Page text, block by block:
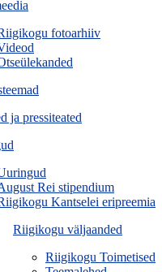
fotoarhiiv
ja pressiteated
Rei stipendium
Kantselei eripreemia
Riigikogu väljaanded
Riigikogu Toimetised